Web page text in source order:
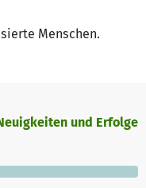
Menschen.
und Erfolge